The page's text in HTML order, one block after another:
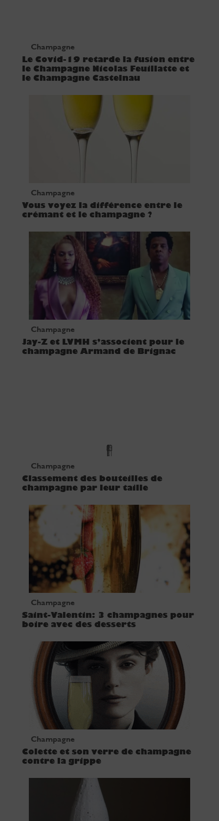
Champagne
Le Covid-19 retarde la fusion entre
le Champagne Nicolas Feuillatte et
le Champagne Castelnau
Champagne
Vous voyez la différence entre le
crémant et le champagne ?
Champagne
Jay-Z et LVMH s’associent pour le
champagne Armand de Brignac
Champagne
Classement des bouteilles de
champagne par leur taille
Champagne
Saint-Valentin: 3 champagnes pour
boire avec des desserts
Champagne
Colette et son verre de champagne
contre la grippe